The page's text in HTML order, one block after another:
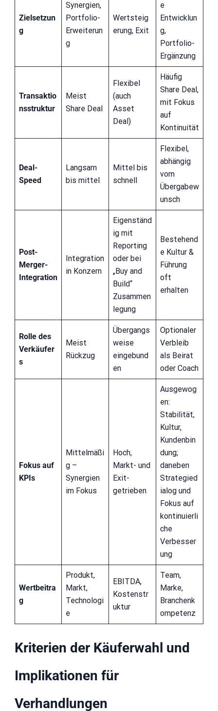
Zielsetzun
g
Synergien,
Portfolio-
Erweiterun
g
Wertsteig
erung, Exit
e
Entwicklun
g,
Portfolio-
Ergänzung
Transaktio
nsstruktur
Meist
Share Deal
Flexibel
(auch
Asset
Deal)
Häufig
Share Deal,
mit Fokus
auf
Kontinuität
Deal-
Speed
Langsam
bis mittel
Mittel bis
schnell
Flexibel,
abhängig
vom
Übergabew
unsch
Post-
Merger-
Integration
Integration
in Konzern
Eigenständ
ig mit
Reporting
oder bei
„Buy and
Build“
Zusammen
legung
Bestehend
e Kultur &
Führung
oft
erhalten
Rolle des
Verkäufer
s
Meist
Rückzug
Übergangs
weise
eingebund
en
Optionaler
Verbleib
als Beirat
oder Coach
Fokus auf
KPIs
Mittelmäßi
g –
Synergien
im Fokus
Hoch,
Markt- und
Exit-
getrieben
Ausgewog
en:
Stabilität,
Kultur,
Kundenbin
dung;
daneben
Strategied
ialog und
Fokus auf
kontinuierli
che
Verbesser
ung
Wertbeitra
g
Produkt,
Markt,
Technologi
e
EBITDA,
Kostenstr
uktur
Team,
Marke,
Branchenk
ompetenz
Kriterien der Käuferwahl und
Implikationen für
Verhandlungen